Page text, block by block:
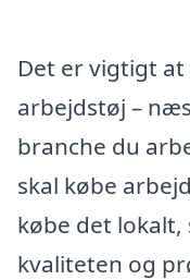
Det er vigtigt
arbejdstøj –
branche du
skal købe
købe det
kvaliteten og